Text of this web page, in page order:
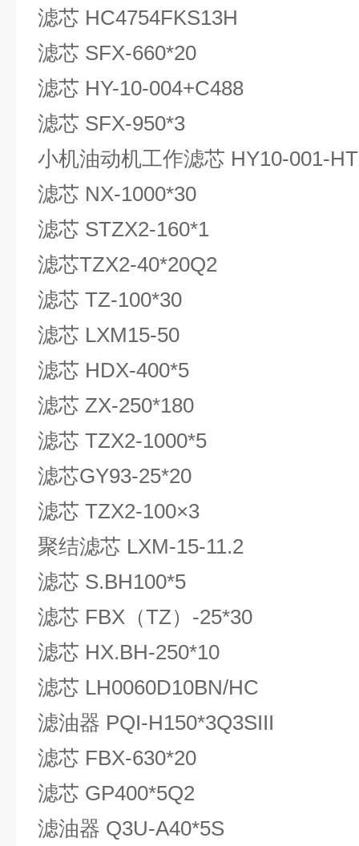
滤芯 HC4754FKS13H
滤芯 SFX-660*20
滤芯 HY-10-004+C488
滤芯 SFX-950*3
小机油动机工作滤芯 HY10-001-
滤芯 NX-1000*30
滤芯 STZX2-160*1
滤芯TZX2-40*20Q2
滤芯 TZ-100*30
滤芯 LXM15-50
滤芯 HDX-400*5
滤芯 ZX-250*180
滤芯 TZX2-1000*5
滤芯GY93-25*20
滤芯 TZX2-100×3
聚结滤芯 LXM-15-11.2
滤芯 S.BH100*5
滤芯 FBX（TZ）-25*30
滤芯 HX.BH-250*10
滤芯 LH0060D10BN/HC
滤油器 PQI-H150*3Q3SIII
滤芯 FBX-630*20
滤芯 GP400*5Q2
滤油器 Q3U-A40*5S